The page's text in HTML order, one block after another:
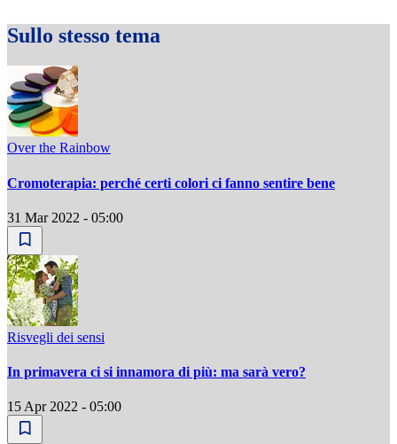
Sullo stesso tema
Over the Rainbow
Cromoterapia: perché certi colori ci fanno sentire bene
31 Mar 2022 - 05:00
Risvegli dei sensi
In primavera ci si innamora di più: ma sarà vero?
15 Apr 2022 - 05:00